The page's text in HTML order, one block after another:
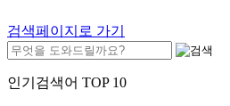
검색페이지로 가기
인기검색어 TOP 10